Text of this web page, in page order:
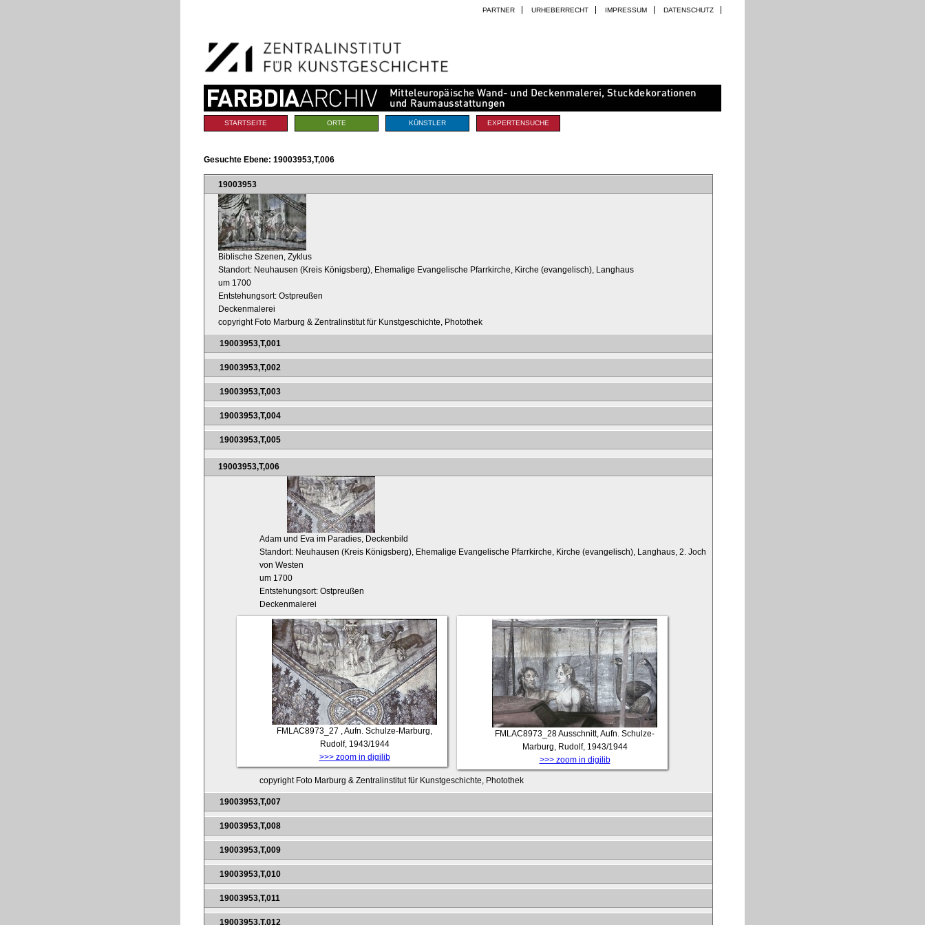
Navigation
PARTNER URHEBERRECHT IMPRESSUM DATENSCHUTZ
Sektionen
STARTSEITE ORTE KÜNSTLER EXPERTENSUCHE
Gesuchte Ebene: 19003953,T,006
19003953
Biblische Szenen, Zyklus
Standort: Neuhausen (Kreis Königsberg), Ehemalige Evangelische Pfarrkirche, Kirche (evangelisch), Langhaus
um 1700
Entstehungsort: Ostpreußen
Deckenmalerei
copyright Foto Marburg & Zentralinstitut für Kunstgeschichte, Photothek
19003953,T,001
19003953,T,002
19003953,T,003
19003953,T,004
19003953,T,005
19003953,T,006
Adam und Eva im Paradies, Deckenbild
Standort: Neuhausen (Kreis Königsberg), Ehemalige Evangelische Pfarrkirche, Kirche (evangelisch), Langhaus, 2. Joch
von Westen
um 1700
Entstehungsort: Ostpreußen
Deckenmalerei
FMLAC8973_27 , Aufn. Schulze-Marburg,
Rudolf, 1943/1944
>>> zoom in digilib
FMLAC8973_28Ausschnitt, Aufn. Schulze-
Marburg, Rudolf, 1943/1944
>>> zoom in digilib
copyright Foto Marburg & Zentralinstitut für Kunstgeschichte, Photothek
19003953,T,007
19003953,T,008
19003953,T,009
19003953,T,010
19003953,T,011
19003953,T,012